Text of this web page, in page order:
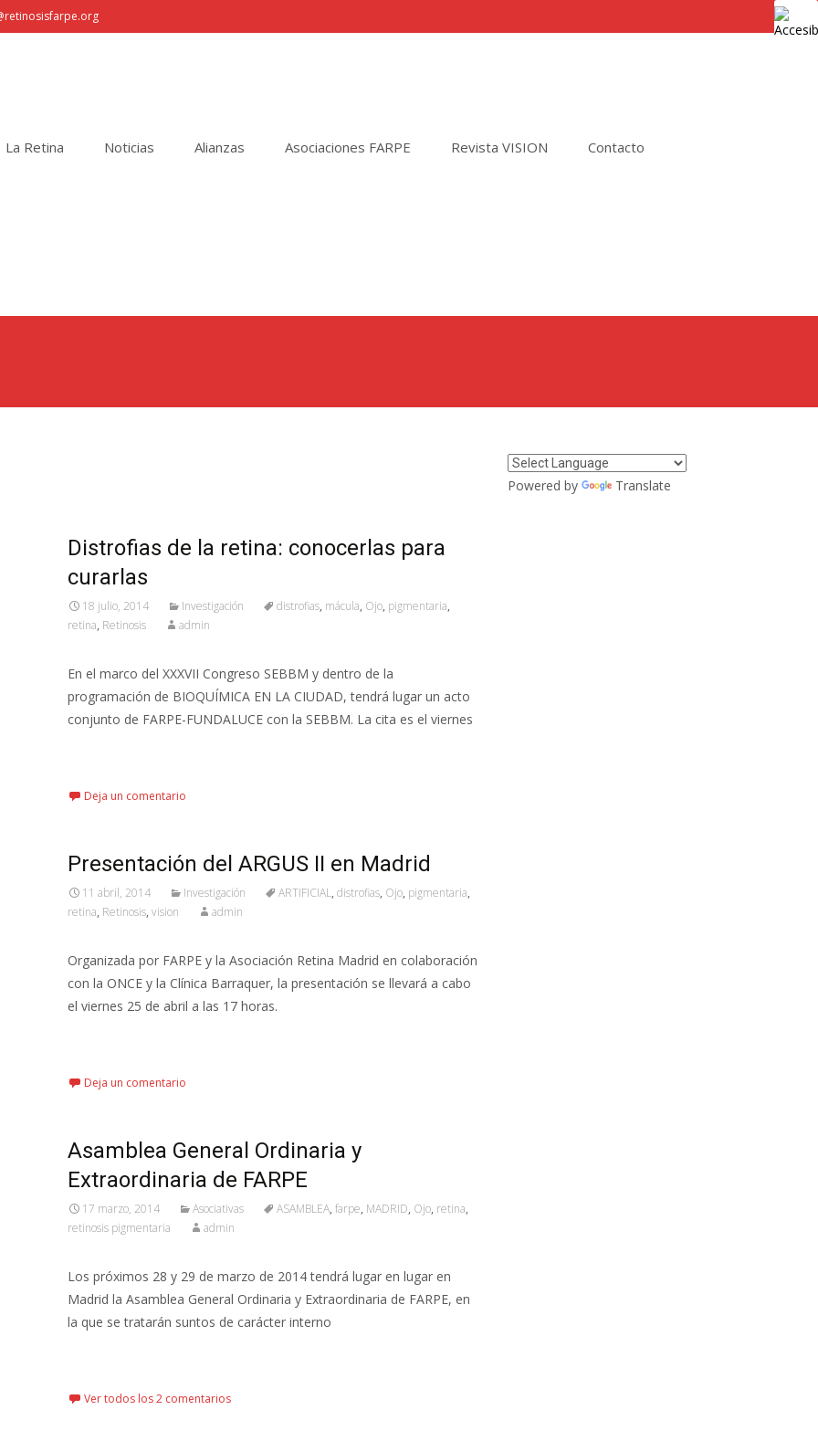
La Retina Noticias Alianzas Asociaciones FARPE Revista VISION Contacto
Distrofias de la retina: conocerlas para
curarlas
18 julio, 2014 Investigación distrofias, mácula, Ojo, pigmentaria,
retina, Retinosis admin
En el marco del XXXVII Congreso SEBBM y dentro de la
programación de BIOQUÍMICA EN LA CIUDAD, tendrá lugar un acto
conjunto de FARPE-FUNDALUCE con la SEBBM. La cita es el viernes
Deja un comentario
Presentación del ARGUS II en Madrid
11 abril, 2014 Investigación ARTIFICIAL, distrofias, Ojo, pigmentaria,
retina, Retinosis, vision admin
Organizada por FARPE y la Asociación Retina Madrid en colaboración
con la ONCE y la Clínica Barraquer, la presentación se llevará a cabo
el viernes 25 de abril a las 17 horas.
Deja un comentario
Asamblea General Ordinaria y
Extraordinaria de FARPE
17 marzo, 2014 Asociativas ASAMBLEA, farpe, MADRID, Ojo, retina,
retinosis pigmentaria
admin
Los próximos 28 y 29 de marzo de 2014 tendrá lugar en lugar en
Madrid la Asamblea General Ordinaria y Extraordinaria de FARPE, en
la que se tratarán suntos de carácter interno
Ver todos los 2 comentarios
Powered by Translate